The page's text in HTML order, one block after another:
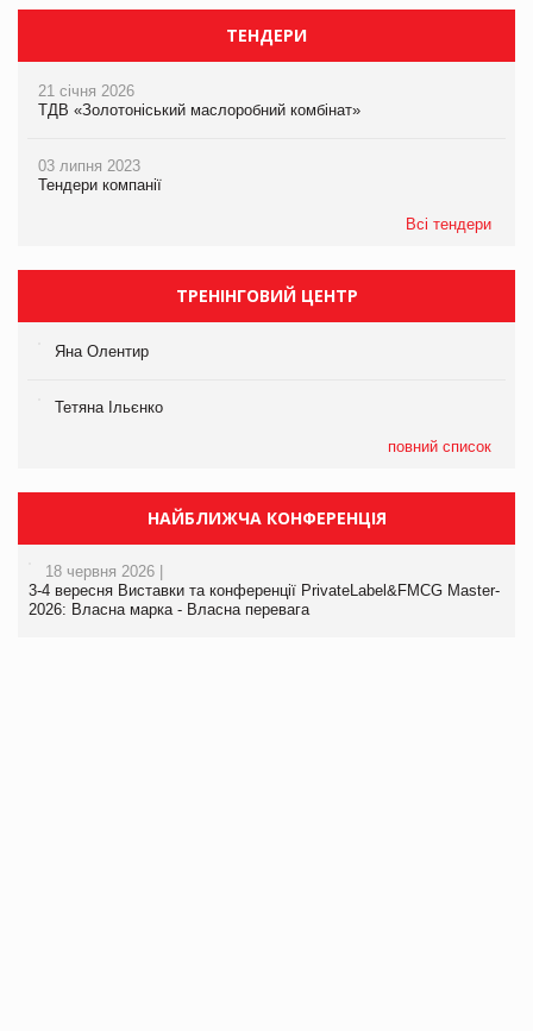
ТЕНДЕРИ
21 січня 2026
ТДВ «Золотоніський маслоробний комбінат»
03 липня 2023
Тендери компанії
Всі тендери
ТРЕНІНГОВИЙ ЦЕНТР
Яна Олентир
Тетяна Ільєнко
повний список
НАЙБЛИЖЧА КОНФЕРЕНЦІЯ
18 червня 2026 |
3-4 вересня Виставки та конференції PrivateLabel&FMCG Master-
2026: Власна марка - Власна перевага